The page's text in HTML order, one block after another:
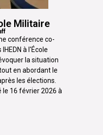
Militaire
conférence co-
à l'École
la situation
en abordant le
les élections.
le 16 février 2026 à